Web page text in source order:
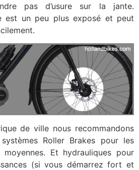
pas d’usure sur la jante.
est un peu plus exposé et peut
de ville nous recommandons
Roller Brakes pour les
Et hydrauliques pour
(si vous démarrez fort et